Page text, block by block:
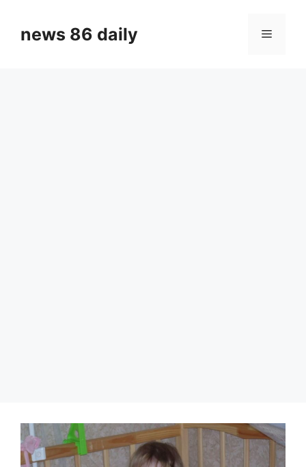
contentnews 86 daily Menu